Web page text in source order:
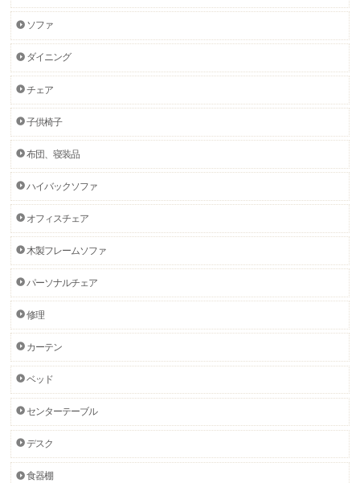
ソファ
ダイニング
チェア
子供椅子
布団、寝装品
ハイバックソファ
オフィスチェア
木製フレームソファ
パーソナルチェア
修理
カーテン
ベッド
センターテーブル
デスク
食器棚